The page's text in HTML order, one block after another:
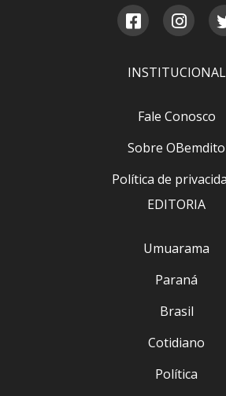
INSTITUCIONAL
Fale Conosco
Sobre OBemdito
Política de
EDITORIA
Umuarama
Paraná
Brasil
Cotidiano
Política